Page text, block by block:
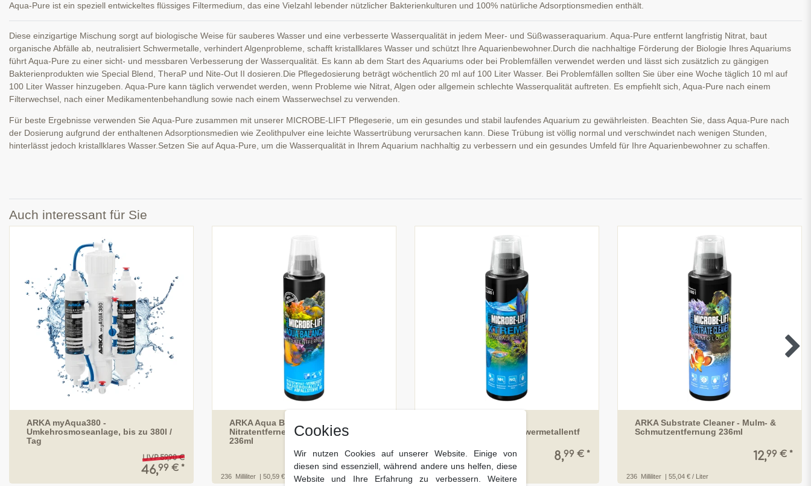
Aqua-Pure ist ein speziell entwickeltes flüssiges Filtermedium, das eine Vielzahl lebender nützlicher Bakterienkulturen und 100% natürliche Adsorptionsmedien enthält.
Diese einzigartige Mischung sorgt auf biologische Weise für sauberes Wasser und eine verbesserte Wasserqualität in jedem Meer- und Süßwasseraquarium. Aqua-Pure entfernt langfristig Nitrat, baut
organische Abfälle ab, neutralisiert Schwermetalle, verhindert Algenprobleme, schafft kristallklares Wasser und schützt Ihre Aquarienbewohner.Durch die nachhaltige Förderung der Biologie Ihres Aquariums
führt Aqua-Pure zu einer sicht- und messbaren Verbesserung der Wasserqualität. Es kann ab dem Start des Aquariums oder bei Problemfällen verwendet werden und lässt sich zusätzlich zu gängigen
Bakterienprodukten wie Special Blend, TheraP und Nite-Out II dosieren.Die Pflegedosierung beträgt wöchentlich 20 ml auf 100 Liter Wasser. Bei Problemfällen sollten Sie über eine Woche täglich 10 ml auf
100 Liter Wasser hinzugeben. Aqua-Pure kann täglich verwendet werden, wenn Probleme wie Nitrat, Algen oder allgemein schlechte Wasserqualität auftreten. Es empfiehlt sich, Aqua-Pure nach einem
Filterwechsel, nach einer Medikamentenbehandlung sowie nach einem Wasserwechsel zu verwenden.
Für beste Ergebnisse verwenden Sie Aqua-Pure zusammen mit unserer MICROBE-LIFT Pflegeserie, um ein gesundes und stabil laufendes Aquarium zu gewährleisten. Beachten Sie, dass Aqua-Pure nach
der Dosierung aufgrund der enthaltenen Adsorptionsmedien wie Zeolithpulver eine leichte Wassertrübung verursachen kann. Diese Trübung ist völlig normal und verschwindet nach wenigen Stunden,
hinterlässt jedoch kristallklares Wasser.Setzen Sie auf Aqua-Pure, um die Wasserqualität in Ihrem Aquarium nachhaltig zu verbessern und ein gesundes Umfeld für Ihre Aquarienbewohner zu schaffen.
Auch interessant für Sie
ARKA myAqua380 -
Umkehrosmoseanlage, bis zu 380l /
Tag
UVP 59,90 €
46,99 € *
ARKA Aqua Balance -
Nitratentferner/Langzeitpflege
236ml
11,94 € *
236 Milliliter | 50,59 € / Liter
Wasseraufbereiter/Schwermetallentf
8,99 € *
236 Milliliter | 38,09 € / Liter
ARKA Substrate Cleaner - Mulm- &
Schmutzentfernung 236ml
12,99 € *
236 Milliliter | 55,04 € / Liter
Cookies
Wir nutzen Cookies auf unserer Website. Einige von
diesen sind essenziell, während andere uns helfen, diese
Website und Ihre Erfahrung zu verbessern. Weitere